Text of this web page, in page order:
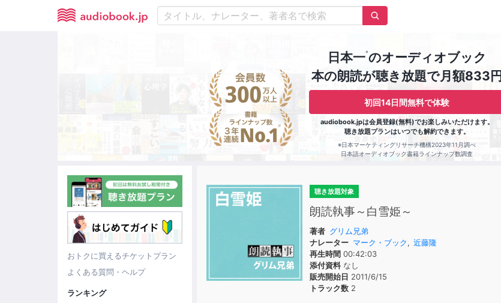
日本一※のオーディオブック
本の朗読が聴き放題で月額833円
初回14日間無料で体験
audiobook.jpは会員登録(無料)でお楽しみいただけます。
聴き放題プランはいつでも解約できます。
※日本マーケティングリサーチ機構2023年11月調べ
日本語オーディオブック書籍ラインナップ数調査
おトクに買えるチケットプラン
よくある質問・ヘルプ
ランキング
聴き放題対象
朗読執事～白雪姫～
著者 グリム兄弟
ナレーター マーク・ブック, 近藤隆
再生時間 00:42:03
添付資料なし
販売開始日 2011/6/15
トラック数 2